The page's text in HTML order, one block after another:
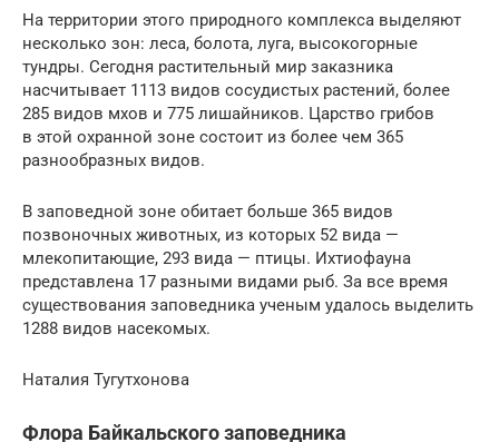
На территории этого природного комплекса выделяют
несколько зон: леса, болота, луга, высокогорные
тундры. Сегодня растительный мир заказника
насчитывает 1113 видов сосудистых растений, более
285 видов мхов и 775 лишайников. Царство грибов
в этой охранной зоне состоит из более чем 365
разнообразных видов.
В заповедной зоне обитает больше 365 видов
позвоночных животных, из которых 52 вида —
млекопитающие, 293 вида — птицы. Ихтиофауна
представлена 17 разными видами рыб. За все время
существования заповедника ученым удалось выделить
1288 видов насекомых.
Наталия Тугутхонова
Флора Байкальского заповедника